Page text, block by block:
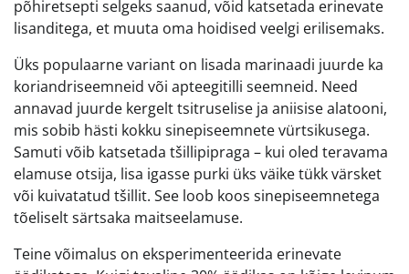
põhiretsepti selgeks saanud, võid katsetada erinevate
lisanditega, et muuta oma hoidised veelgi erilisemaks.
Üks populaarne variant on lisada marinaadi juurde ka
koriandriseemneid või apteegitilli seemneid. Need
annavad juurde kergelt tsitruselise ja aniisise alatooni,
mis sobib hästi kokku sinepiseemnete vürtsikusega.
Samuti võib katsetada tšillipipraga – kui oled teravama
elamuse otsija, lisa igasse purki üks väike tükk värsket
või kuivatatud tšillit. See loob koos sinepiseemnetega
tõeliselt särtsaka maitseelamuse.
Teine võimalus on eksperimenteerida erinevate